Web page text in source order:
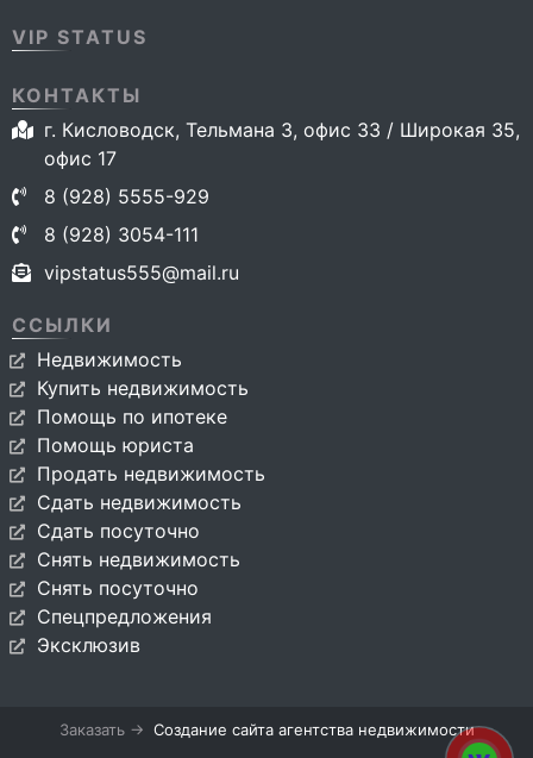
VIP STATUS
КОНТАКТЫ
г. Кисловодск, Тельмана 3, офис 33 / Широкая 35,
офис 17
8 (928) 5555-929
8 (928) 3054-111
vipstatus555@mail.ru
ССЫЛКИ
Недвижимость
Купить недвижимость
Помощь по ипотеке
Помощь юриста
Продать недвижимость
Сдать недвижимость
Сдать посуточно
Снять недвижимость
Снять посуточно
Спецпредложения
Эксклюзив
Заказать → Создание сайта агентства недвижимости